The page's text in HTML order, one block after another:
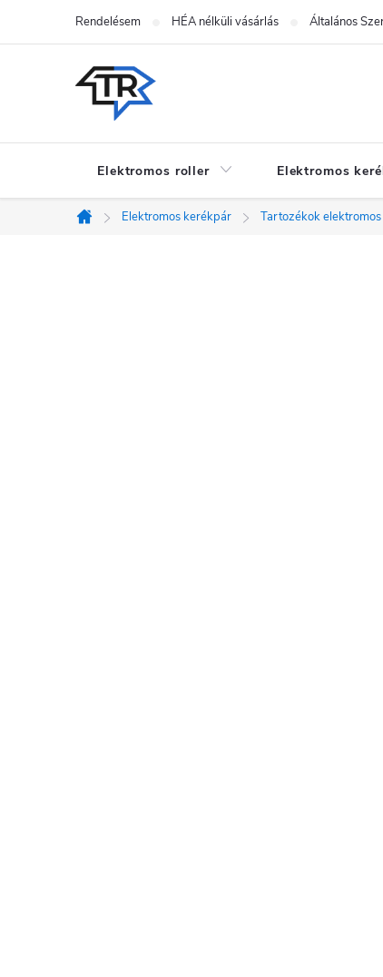
tartalomhoz
Rendelésem HÉA nélküli vásárlás Általános
Elektromos roller Elektromos
Kezdőlap
Elektromos kerékpár Tartozékok